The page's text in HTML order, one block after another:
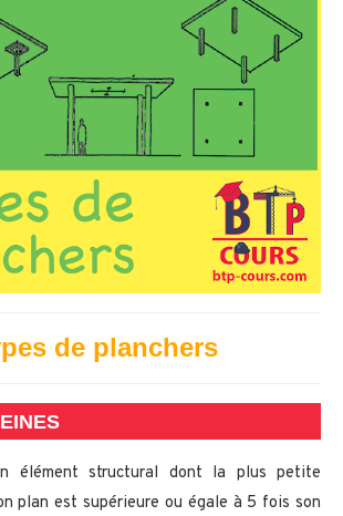
de planchers
élément structural dont la plus petite
plan est supérieure ou égale à 5 fois son